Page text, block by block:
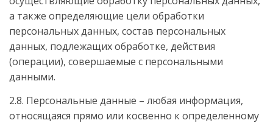
а также определяющие цели обработки
персональных данных, состав персональных
данных, подлежащих обработке, действия
(операции), совершаемые с персональными
данными.
2.8. Персональные данные – любая информация,
относящаяся прямо или косвенно к определенному